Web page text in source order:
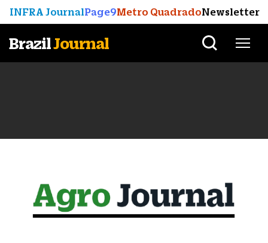
INFRA JournalPage9Metro QuadradoNewsletter
BrazilJournal